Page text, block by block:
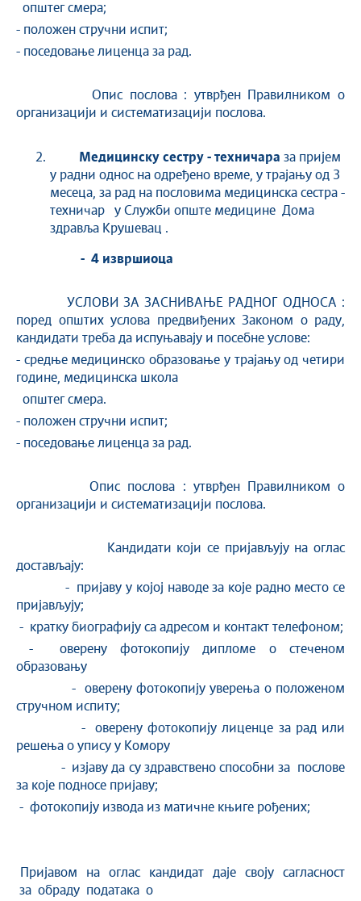
општег смера;
- положен стручни испит;
- поседовање лиценца за рад.
Опис послова : утврђен Правилником о
организацији и систематизацији послова.
Медицинску сестру - техничара за пријем
у радни однос на одређено време, у трајању од 3
месеца, за рад на пословима медицинска сестра -
техничар у Служби опште медицине Дома
здравља Крушевац .
- 4 извршиоца
УСЛОВИ ЗА ЗАСНИВАЊЕ РАДНОГ ОДНОСА :
поред општих услова предвиђених Законом о раду,
кандидати треба да испуњавају и посебне услове:
- средње медицинско образовање у трајању од четири
године, медицинска школа
општег смера.
- положен стручни испит;
- поседовање лиценца за рад.
Опис послова : утврђен Правилником о
организацији и систематизацији послова.
Кандидати који се пријављују на оглас
достављају:
- пријаву у којој наводе за које радно место се
пријављују;
- кратку биографију са адресом и контакт телефоном;
- оверену фотокопију дипломе о стеченом
образовању
- оверену фотокопију уверења о положеном
стручном испиту;
- оверену фотокопију лиценце за рад или
решења о упису у Комору
- изјаву да су здравствено способни за послове
за које подносе пријаву;
- фотокопију извода из матичне књиге рођених;
Пријавом на оглас кандидат даје своју сагласност
за обраду података о